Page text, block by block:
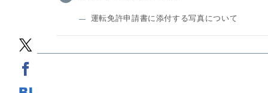
運転免許申請書に添付する写真について